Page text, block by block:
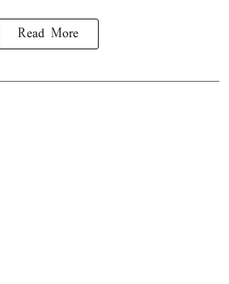
Read More